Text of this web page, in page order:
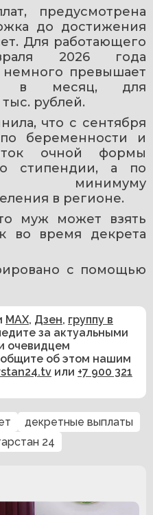
предусмотрена
до достижения
Для работающего
2026 года
немного превышает
в месяц, для
рублей.
что с сентября
беременности и
очной формы
стипендии, а по
минимуму
в регионе.
муж может взять
во время декрета
с помощью
MAX, Дзен, группу в
за актуальными
очевидцем
об этом нашим
или +7 900 321
декретные выплаты
24